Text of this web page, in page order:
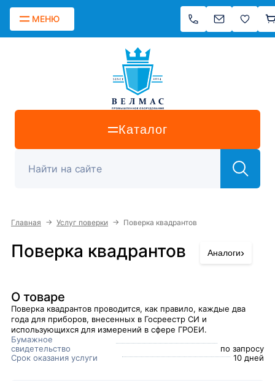
МЕНЮ
Каталог
Главная → Услуг поверки → Поверка квадрантов
Поверка квадрантов Аналоги›
О товаре
Поверка квадрантов проводится, как правило, каждые два
года для приборов, внесенных в Госреестр СИ и
использующихся для измерений в сфере ГРОЕИ.
Бумажное
свидетельство
по запросу
Срок оказания услуги
10 дней